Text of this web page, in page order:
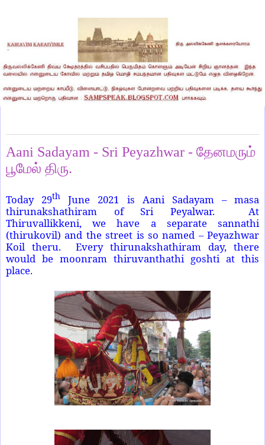
Aani Sadayam - Sri Peyazhwar - தேனமரும்
பூமேல் திரு.
Today 29th
June 2021 is Aani Sadayam – masa
thirunakshathiram of Sri Peyalwar. At
Thiruvallikkeni, we have a separate sannathi
(thirukovil) and the street is so named – Peyazhwar
Koil theru. Every thirunakshathiram day, there
would be moonram thiruvanthathi goshti at this
place.